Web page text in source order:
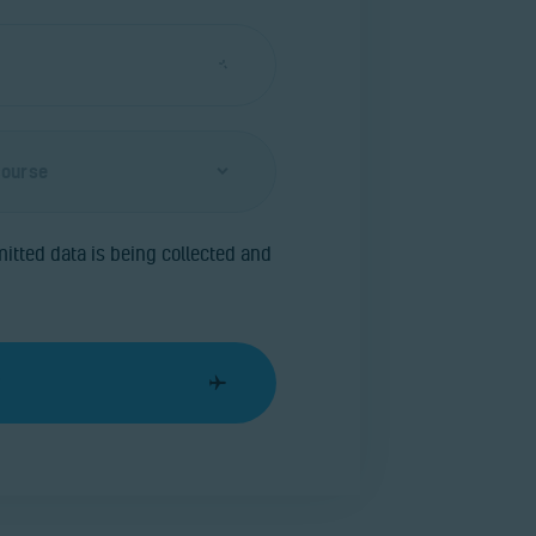
data is being collected and